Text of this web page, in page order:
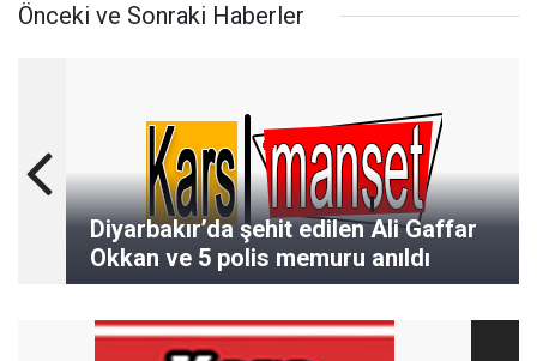
Önceki ve Sonraki Haberler
Diyarbakır’da şehit edilen Ali Gaffar
Okkan ve 5 polis memuru anıldı